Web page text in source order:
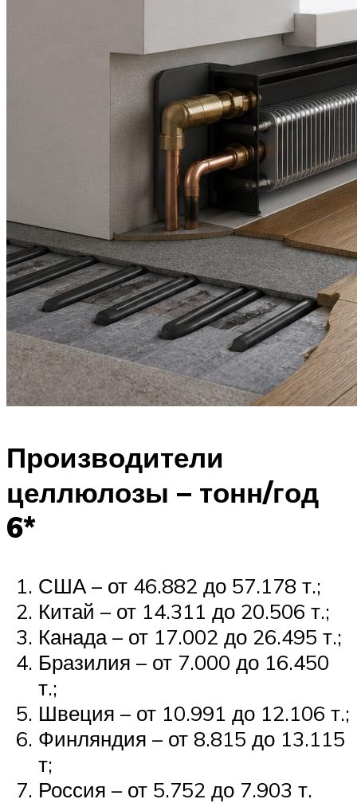
Производители
целлюлозы – тонн/год
6*
США – от 46.882 до 57.178 т.;
Китай – от 14.311 до 20.506 т.;
Канада – от 17.002 до 26.495 т.;
Бразилия – от 7.000 до 16.450
т.;
Швеция – от 10.991 до 12.106 т.;
Финляндия – от 8.815 до 13.115
т;
Россия – от 5.752 до 7.903 т.